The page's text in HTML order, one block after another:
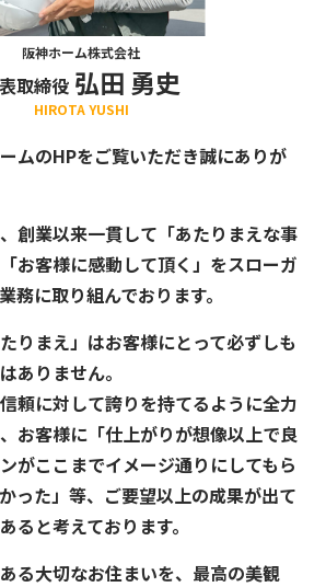
阪神ホーム株式会社
取締役 弘田 勇史
HIROTA YUSHI
ムのHPをご覧いただき誠にありが
創業以来一貫して「あたりまえな事
お客様に感動して頂く」をスローガ
務に取り組んでおります。
りまえ」はお客様にとって必ずしも
ありません。
頼に対して誇りを持てるように全力
お客様に「仕上がりが想像以上で良
がここまでイメージ通りにしてもら
った」等、ご要望以上の成果が出て
ると考えております。
る大切なお住まいを、最高の美観